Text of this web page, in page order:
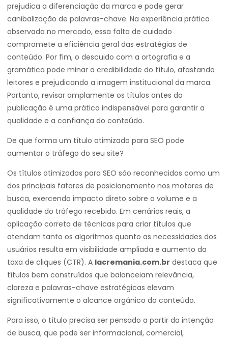
prejudica a diferenciação da marca e pode gerar
canibalização de palavras-chave. Na experiência prática
observada no mercado, essa falta de cuidado
compromete a eficiência geral das estratégias de
conteúdo. Por fim, o descuido com a ortografia e a
gramática pode minar a credibilidade do título, afastando
leitores e prejudicando a imagem institucional da marca.
Portanto, revisar amplamente os títulos antes da
publicação é uma prática indispensável para garantir a
qualidade e a confiança do conteúdo.
De que forma um título otimizado para SEO pode
aumentar o tráfego do seu site?
Os títulos otimizados para SEO são reconhecidos como um
dos principais fatores de posicionamento nos motores de
busca, exercendo impacto direto sobre o volume e a
qualidade do tráfego recebido. Em cenários reais, a
aplicação correta de técnicas para criar títulos que
atendam tanto os algoritmos quanto as necessidades dos
usuários resulta em visibilidade ampliada e aumento da
taxa de cliques (CTR). A lacremania.com.br destaca que
títulos bem construídos que balanceiam relevância,
clareza e palavras-chave estratégicas elevam
significativamente o alcance orgânico do conteúdo.
Para isso, o título precisa ser pensado a partir da intenção
de busca, que pode ser informacional, comercial,